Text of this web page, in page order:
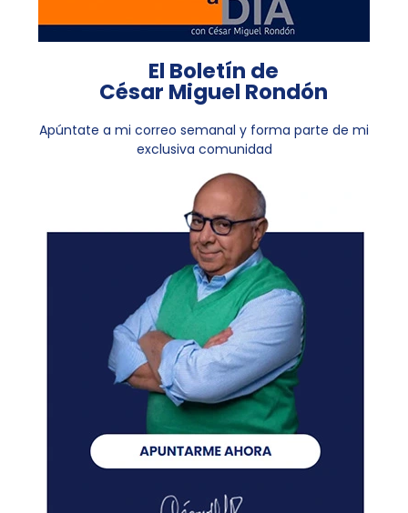
El Boletín de
César Miguel Rondón
Apúntate a mi correo semanal y forma parte de mi
exclusiva comunidad